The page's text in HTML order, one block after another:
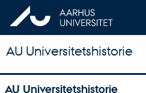
AU Universitetshistorie
AU Universitetshistorie